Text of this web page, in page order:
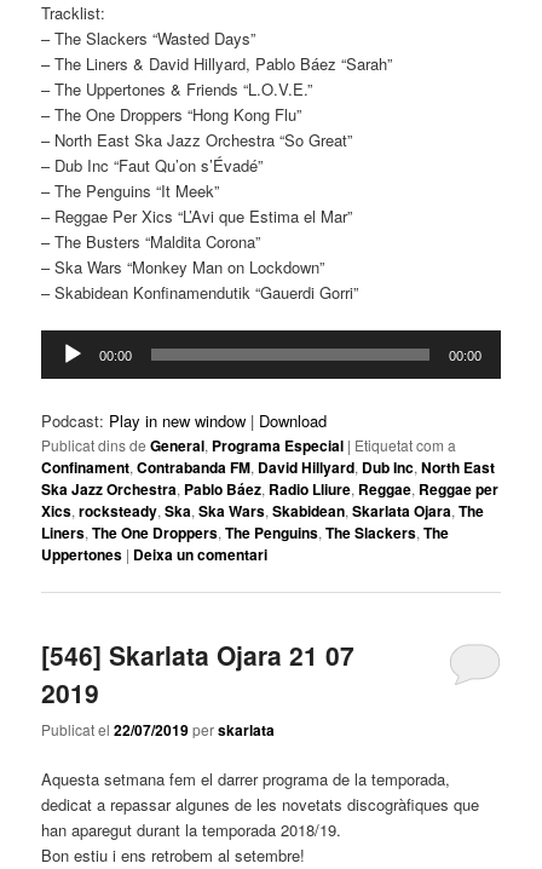
Tracklist:
– The Slackers “Wasted Days”
– The Liners & David Hillyard, Pablo Báez “Sarah”
– The Uppertones & Friends “L.O.V.E.”
– The One Droppers “Hong Kong Flu”
– North East Ska Jazz Orchestra “So Great”
– Dub Inc “Faut Qu’on s’Évadé”
– The Penguins “It Meek”
– Reggae Per Xics “L’Avi que Estima el Mar”
– The Busters “Maldita Corona”
– Ska Wars “Monkey Man on Lockdown”
– Skabidean Konfinamendutik “Gauerdi Gorri”
Reproductor
d'àudio
00:00 00:00
Podcast: Play in new window | Download
Publicat dins de General, Programa Especial | Etiquetat com a
Confinament,Contrabanda FM, David Hillyard, Dub Inc,North East
Ska Jazz Orchestra, Pablo Báez, Radio Lliure, Reggae, Reggae per
Xics,rocksteady,Ska,Ska Wars,Skabidean,Skarlata Ojara,The
Liners,The One Droppers,The Penguins,The Slackers,The
Uppertones | Deixa un comentari
[546] Skarlata Ojara 21 07
2019
Publicat el22/07/2019perskarlata
Aquesta setmana fem el darrer programa de la temporada,
dedicat a repassar algunes de les novetats discogràfiques que
han aparegut durant la temporada 2018/19.
Bon estiu i ens retrobem al setembre!